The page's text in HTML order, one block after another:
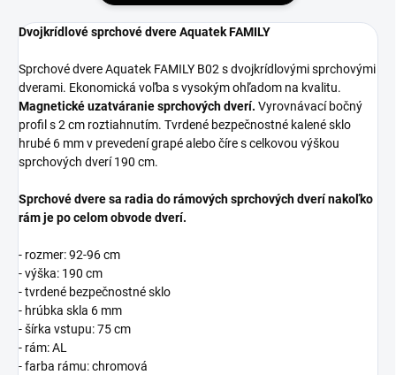
Dvojkrídlové sprchové dvere Aquatek FAMILY
Sprchové dvere Aquatek FAMILY B02 s dvojkrídlovými sprchovými
dverami. Ekonomická voľba s vysokým ohľadom na kvalitu.
Magnetické uzatváranie sprchových dverí. Vyrovnávací bočný
profil s 2 cm roztiahnutím. Tvrdené bezpečnostné kalené sklo
hrubé 6 mm v prevedení grapé alebo číre s celkovou výškou
sprchových dverí 190 cm.
Sprchové dvere sa radia do rámových sprchových dverí nakoľko
rám je po celom obvode dverí.
- rozmer: 92-96 cm
- výška: 190 cm
- tvrdené bezpečnostné sklo
- hrúbka skla 6 mm
- šírka vstupu: 75 cm
- rám: AL
- farba rámu: chromová